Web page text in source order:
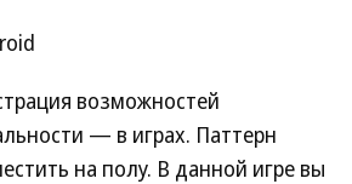
возможностей
— в играх. Паттерн
на полу. В данной игре вы